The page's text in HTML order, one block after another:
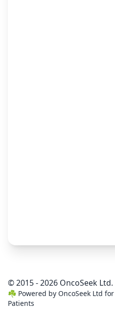
© 2015 - 2026 OncoSeek Ltd.
☘️ Powered by OncoSeek Ltd
Patients